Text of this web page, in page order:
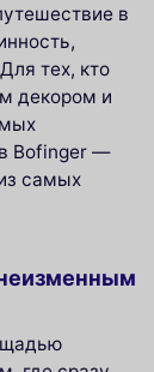
в
тех, кто
декором и
Bofinger —
самых